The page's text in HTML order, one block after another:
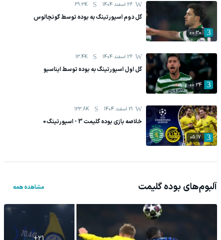
00:30
26 اسفند 1404 69.3K
گل دوم اسپورتینگ به بوده توسط گونچالوس
00:34
26 اسفند 1404 13.4K
گل اول اسپورتینگ به بوده توسط ایناسیو
05:17
21 اسفند 1404 123.8K
خلاصه بازی بوده گلیمت 3 - اسپورتینگ 0
آلبوم‌های بوده گلیمت مشاهده همه